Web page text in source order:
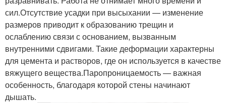
сил.Отсутствие усадки при высыхании — изменение
размеров приводит к образованию трещин и
ослаблению связи с основанием, вызванным
внутренними сдвигами. Такие деформации характерны
для цемента и растворов, где он используется в качестве
вяжущего вещества.Паропроницаемость — важная
особенность, благодаря которой стены начинают
дышать.